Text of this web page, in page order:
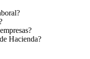
Hacienda?